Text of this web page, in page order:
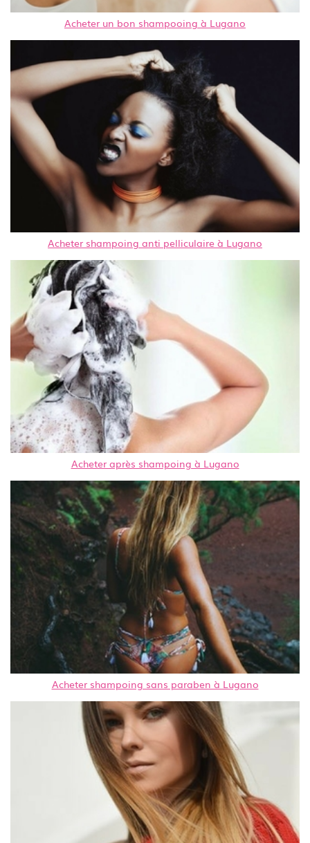
Acheter un bon shampooing à Lugano
Acheter shampoing anti pelliculaire à Lugano
Acheter après shampoing à Lugano
Acheter shampoing sans paraben à Lugano